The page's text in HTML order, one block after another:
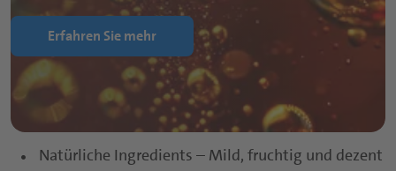
Erfahren Sie mehr
Natürliche Ingredients – Mild, fruchtig und dezent